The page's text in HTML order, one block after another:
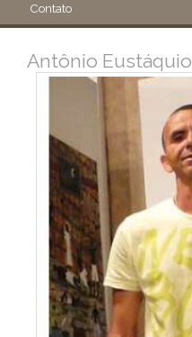
Contato
Antônio Eustáquio